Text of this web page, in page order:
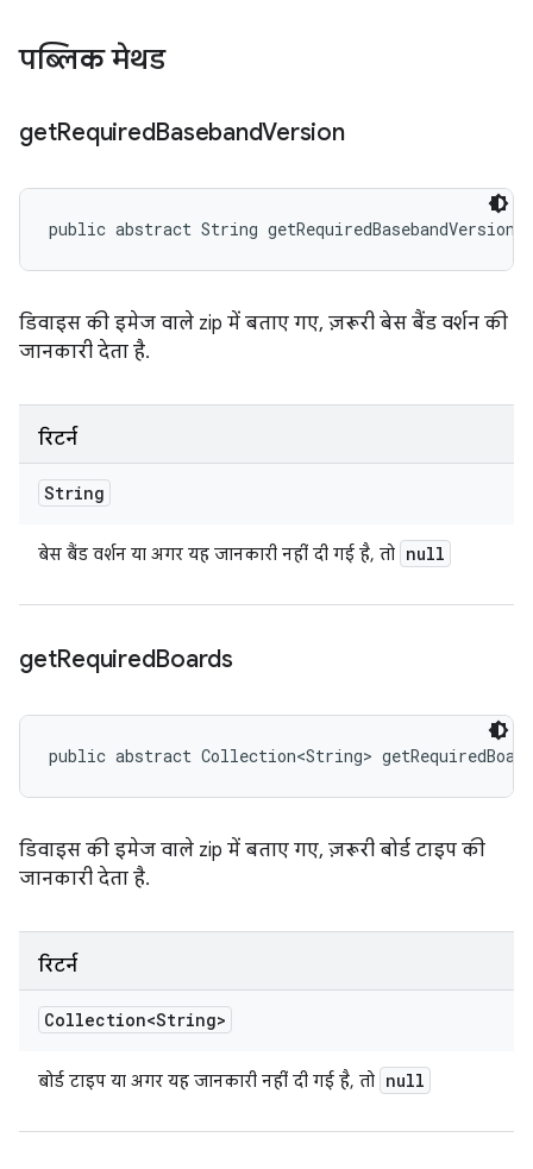
पब्लिक मेथड
getRequiredBasebandVersion
public abstract String getRequiredBasebandVersion
डिवाइस की इमेज वाले zip में बताए गए, ज़रूरी बेस बैंड वर्शन की
जानकारी देता है.
रिटर्न
String
बेस बैंड वर्शन या अगर यह जानकारी नहीं दी गई है, तो null
getRequiredBoards
public abstract Collection<String>
डिवाइस की इमेज वाले zip में बताए गए, ज़रूरी बोर्ड टाइप की
जानकारी देता है.
रिटर्न
Collection<String>
बोर्ड टाइप या अगर यह जानकारी नहीं दी गई है, तो null